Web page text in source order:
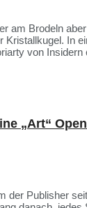
am Brodeln
Kristallkugel. In
von Insidern
„Art“
der Publisher